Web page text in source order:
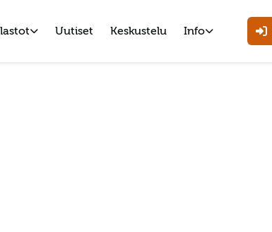
Uutiset Keskustelu Info